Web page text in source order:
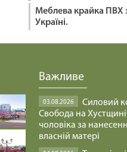
Меблева крайка ПВХ
Україні.
Важливе
03.08.2026
Силовий
Свобода на
чоловіка за
власній матері